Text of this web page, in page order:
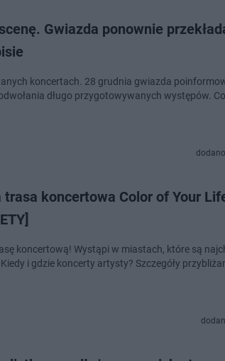
Gwiazda ponownie
koncertach. 28 grudnia gwiazda
długo przygotowywanych występów.
trasa koncertowa Color of Your
koncertową! Wystąpi w miastach, które są
i gdzie koncerty artysty? Szczegóły